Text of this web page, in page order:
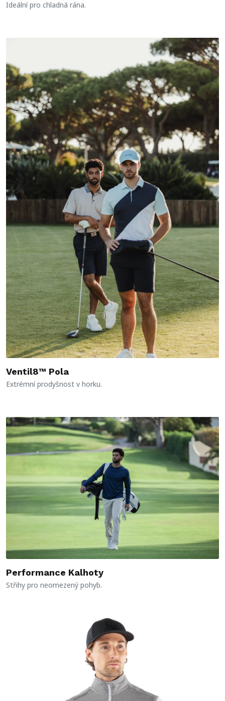
Ideální pro chladná rána.
Ventil8™ Pola
Extrémní prodyšnost v horku.
Performance Kalhoty
Střihy pro neomezený pohyb.